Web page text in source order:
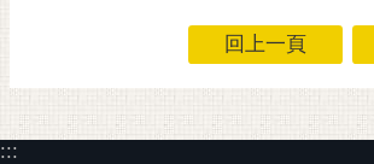
回上一頁
:::